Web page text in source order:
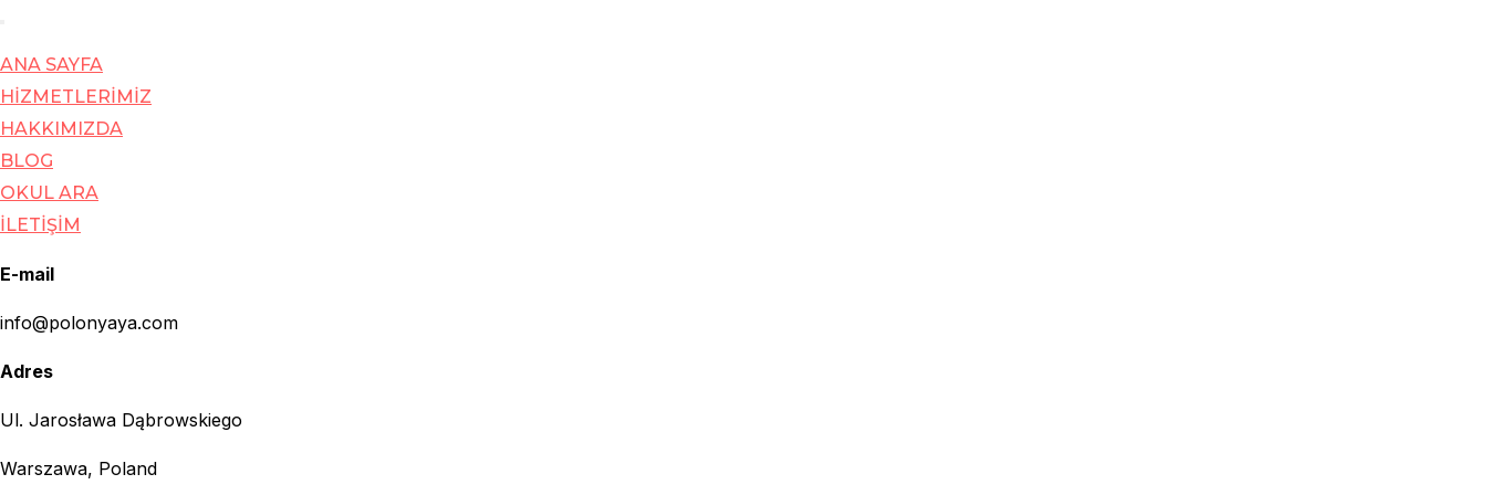
navigation
ANA SAYFA
HİZMETLERİMİZ
HAKKIMIZDA
BLOG
OKUL ARA
İLETİŞİM
E-mail
info@polonyaya.com
Adres
Ul. Jarosława Dąbrowskiego
Warszawa, Poland